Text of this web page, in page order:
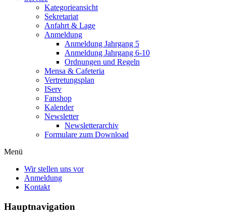
Kategorieansicht
Sekretariat
Anfahrt & Lage
Anmeldung
Anmeldung Jahrgang 5
Anmeldung Jahrgang 6-10
Ordnungen und Regeln
Mensa & Cafeteria
Vertretungsplan
IServ
Fanshop
Kalender
Newsletter
Newsletterarchiv
Formulare zum Download
Menü
Wir stellen uns vor
Anmeldung
Kontakt
Hauptnavigation